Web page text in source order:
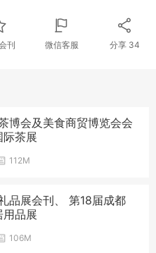
刊 微信客服 分享 34
博会及美食商贸博览会会
际茶展
112M
品展会刊、 第18届成都
用品展
106M